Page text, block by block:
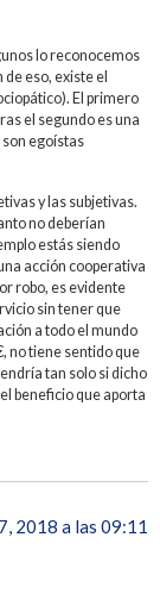
lo reconocemos
eso, existe el
El primero
el segundo es una
egoístas
y las subjetivas.
no deberían
estás siendo
acción cooperativa
robo, es evidente
sin tener que
a todo el mundo
no tiene sentido que
tan solo si dicho
beneficio que aporta
2018 a las 09:11